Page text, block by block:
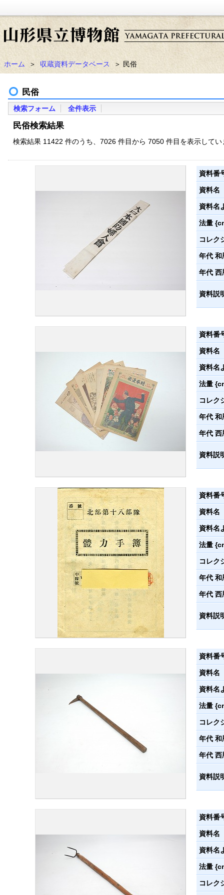
ホーム ＞ 収蔵資料データベース ＞ 民俗
民俗
検索フォーム 全件表示
民俗検索結果
検索結果 11422 件のうち、7026 件目から 7050 件目を表示してい
資料番
資料名
資料名
法量
コレク
年代 和
年代 西
資料説
資料番
資料名
資料名
法量
コレク
年代 和
年代 西
資料説
資料番
資料名
資料名
法量
コレク
年代 和
年代 西
資料説
資料番
資料名
資料名
法量
コレク
年代 和
年代 西
資料説
資料番
資料名
資料名
法量
コレク